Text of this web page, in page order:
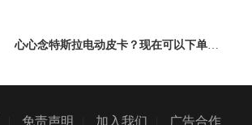
心心念特斯拉电动皮卡？现在可以下单了
免责声明 加入我们 广告合作